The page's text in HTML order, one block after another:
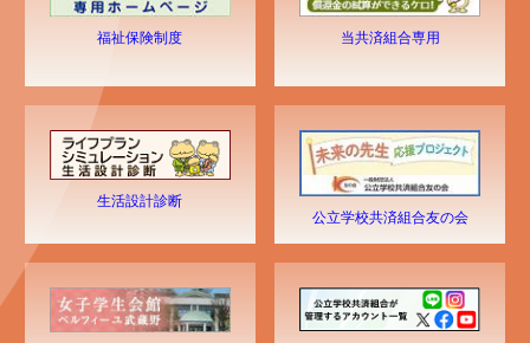
福祉保険制度 当共済組合専用
生活設計診断
公立学校共済組合友の会